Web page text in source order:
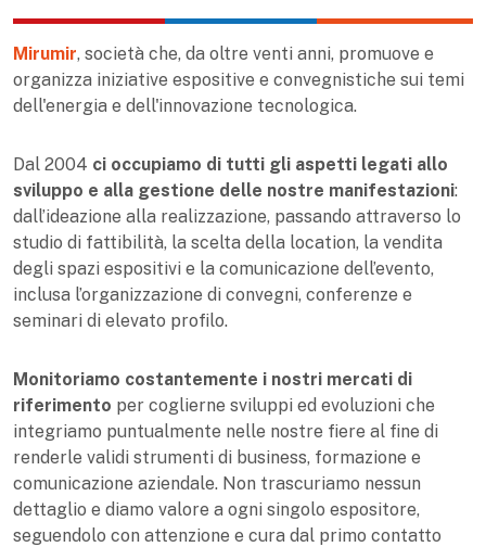
Mirumir, società che, da oltre venti anni, promuove e
organizza iniziative espositive e convegnistiche sui temi
dell'energia e dell'innovazione tecnologica.
Dal 2004 ci occupiamo di tutti gli aspetti legati allo
sviluppo e alla gestione delle nostre manifestazioni:
dall’ideazione alla realizzazione, passando attraverso lo
studio di fattibilità, la scelta della location, la vendita
degli spazi espositivi e la comunicazione dell’evento,
inclusa l’organizzazione di convegni, conferenze e
seminari di elevato profilo.
Monitoriamo costantemente i nostri mercati di
riferimento per coglierne sviluppi ed evoluzioni che
integriamo puntualmente nelle nostre fiere al fine di
renderle validi strumenti di business, formazione e
comunicazione aziendale. Non trascuriamo nessun
dettaglio e diamo valore a ogni singolo espositore,
seguendolo con attenzione e cura dal primo contatto